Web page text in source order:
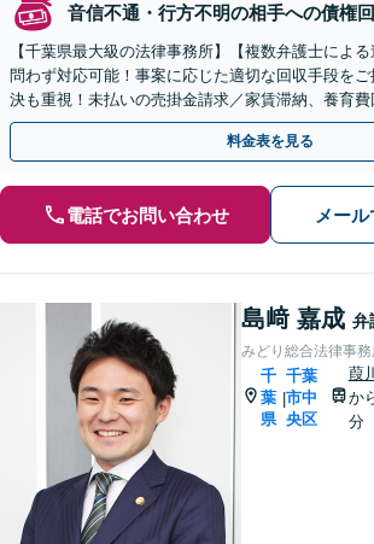
音信不通・行方不明の相手への債権
【千葉県最大級の法律事務所】【複数弁護士によ
問わず対応可能！事案に応じた適切な回収手段を
決も重視！未払いの売掛金請求／家賃滞納、養育
相談無料】【夜間・休日面談応相談】【千葉中央駅
料金表を見る
電話でお問い合わせ メー
島﨑 嘉成 弁
みどり総合法律事
千
葉
県
|
千葉
市中
央区
葭
か
分